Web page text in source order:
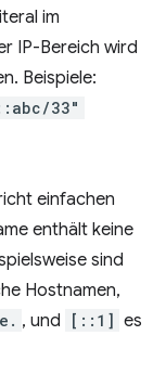
im
IP-Bereich wird
Beispiele:
33"
einfachen
enthält keine
sind
Hostnamen,
, und [::1] es